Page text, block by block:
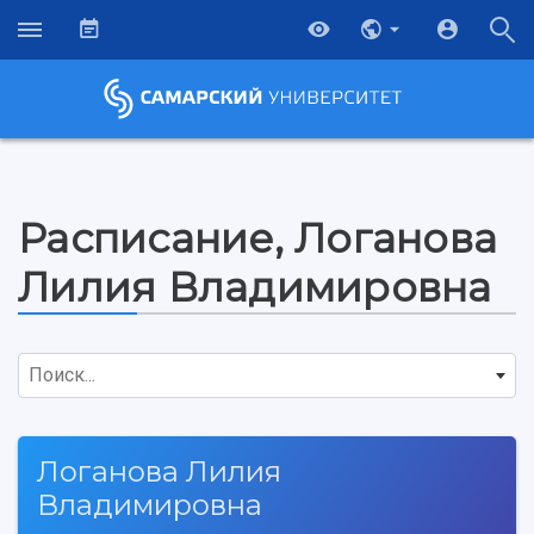
НАЗАД
Расписание, Логанова
Лилия Владимировна
Поиск...
Логанова Лилия
Владимировна